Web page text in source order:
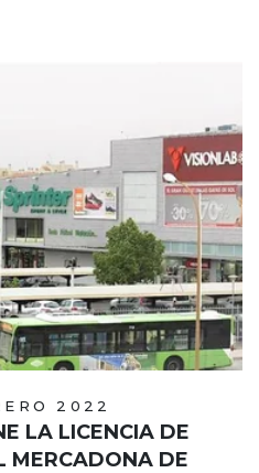
2022
LA LICENCIA DE
MERCADONA DE